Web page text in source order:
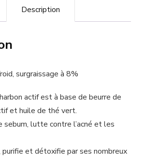
Description
surgraissage à 8%
actif est à base de beurre de
et huile de thé vert.
sebum, lutte contre l’acné et les
et détoxifie par ses nombreux